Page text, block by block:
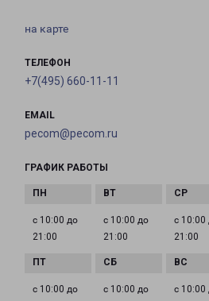
на карте
ТЕЛЕФОН
+7(495) 660-11-11
EMAIL
pecom@pecom.ru
ГРАФИК РАБОТЫ
с 10:00 до
21:00
с 10:00 до
21:00
с 10:00
21:00
с 10:00 до
с 10:00 до
с 10:00